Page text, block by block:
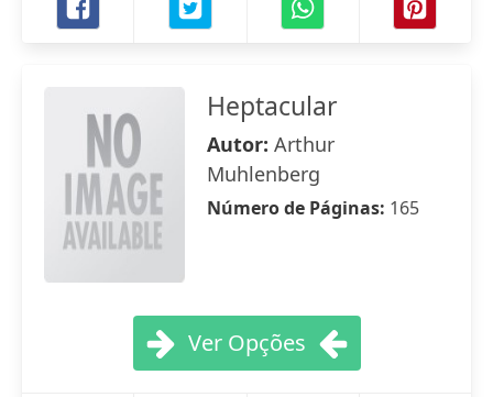
Heptacular
Autor: Arthur
Muhlenberg
Número de Páginas: 165
Ver Opções